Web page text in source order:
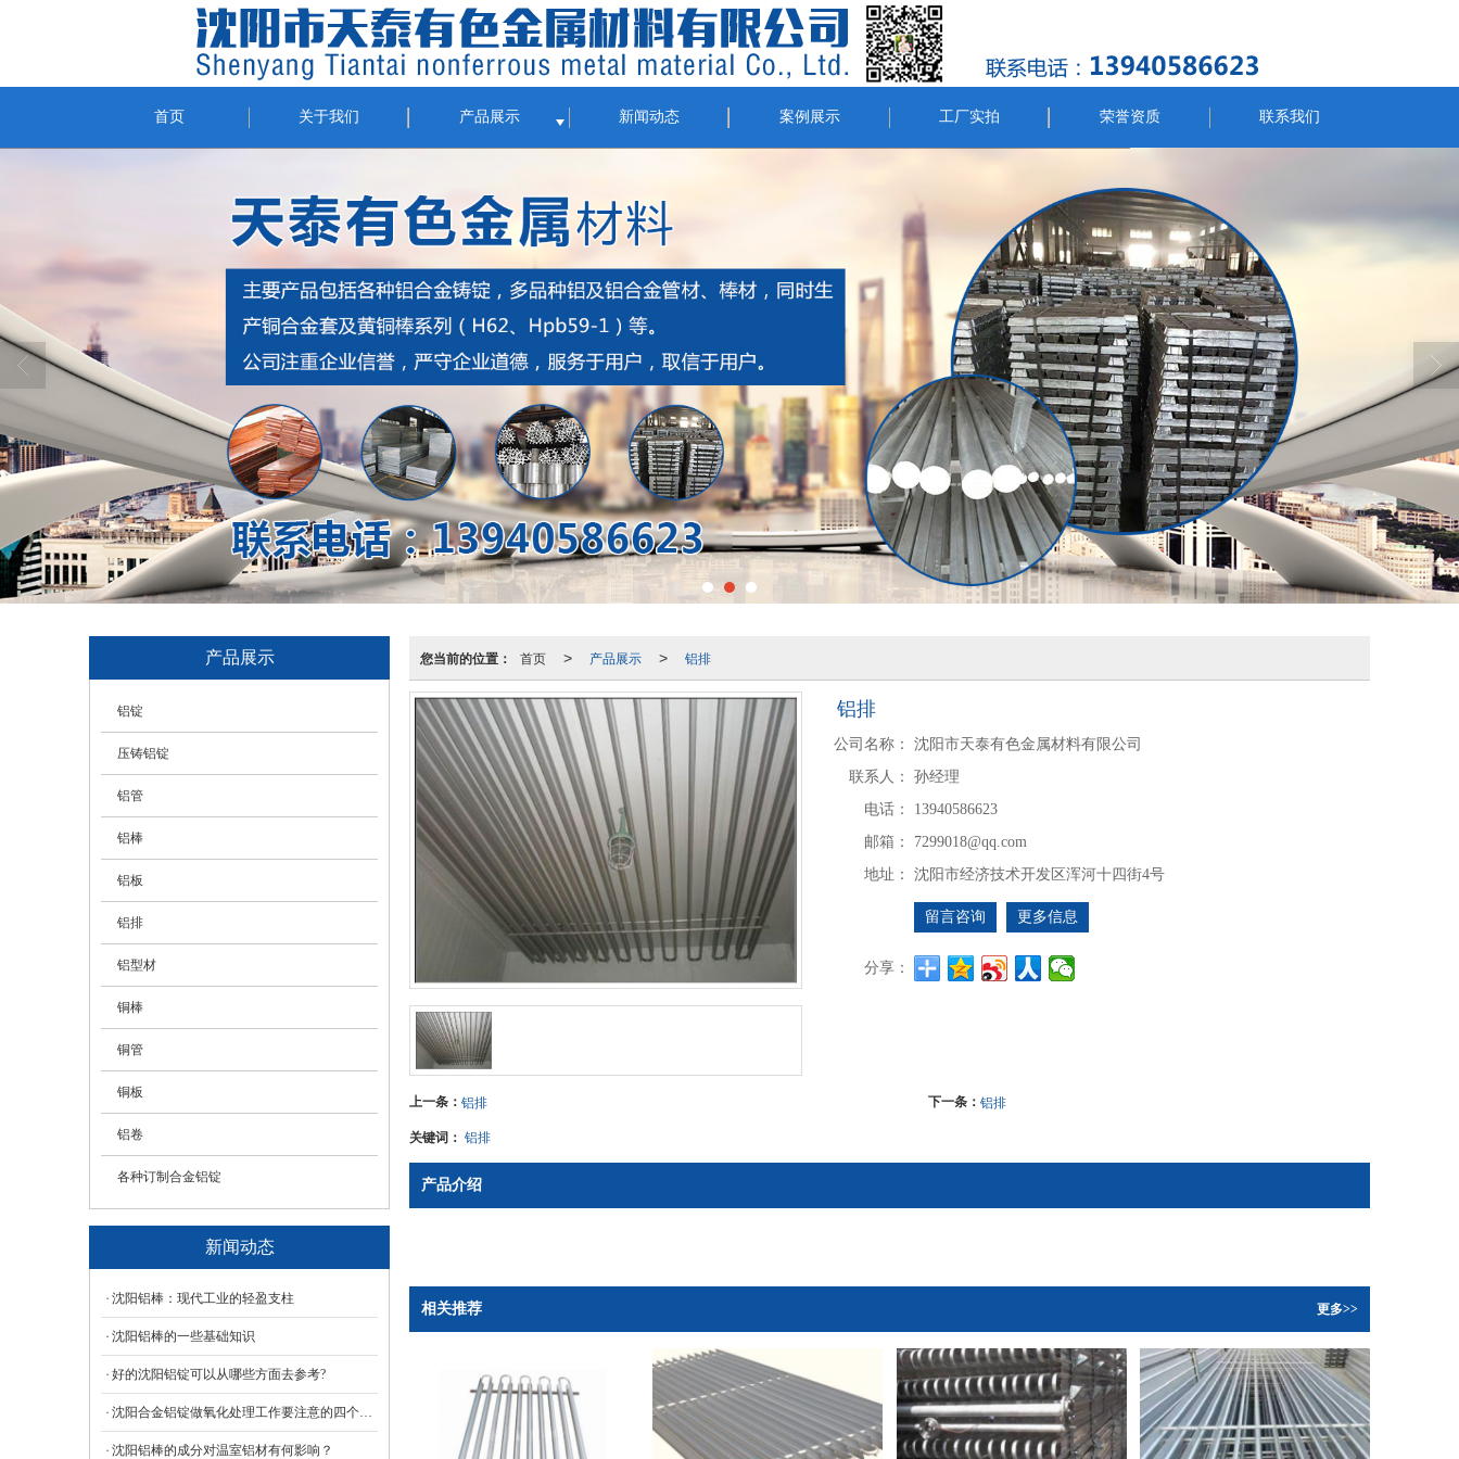
首页 关于我们 产品展示 新闻动态 案例展示 工厂实拍 荣誉资质 联系我们
您当前的位置： 首页 > 产品展示 > 铝排
铝排
公司名称：
沈阳市天泰有色金属材料有限公司
联系人：
孙经理
电话：
13940586623
邮箱：
7299018@qq.com
地址：
沈阳市经济技术开发区浑河十四街4号
留言咨询 更多信息
分享：
上一条： 铝排 下一条： 铝排
关键词： 铝排
产品介绍
相关推荐 更多>>
产品展示
铝锭
压铸铝锭
铝管
铝棒
铝板
铝排
铝型材
铜棒
铜管
铜板
铝卷
各种订制合金铝锭
新闻动态
沈阳铝棒：现代工业的轻盈支柱
沈阳铝棒的一些基础知识
好的沈阳铝锭可以从哪些方面去参考?
沈阳合金铝锭做氧化处理工作要注意的四个方面
沈阳铝棒的成分对温室铝材有何影响？